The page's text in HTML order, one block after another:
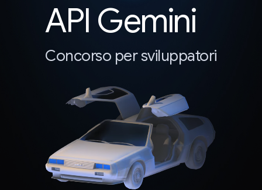
API Gemini
Concorso per sviluppatori